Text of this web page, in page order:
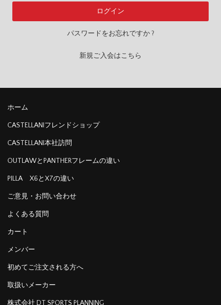
パスワードをお忘れですか ?
新規ご入会はこちら
ホーム
CASTELLANIフレンドショップ
CASTELLANI本社訪問
OUTLAWとPANTHERフレームの違い
PILLA X6とX7の違い
ご意見・お問い合わせ
よくある質問
カート
メンバー
初めてご注文される方へ
取扱いメーカー
株式会社 DT SPORTS PLANNING